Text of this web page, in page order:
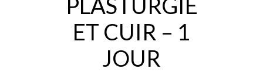
ET CUIR – 1
JOUR